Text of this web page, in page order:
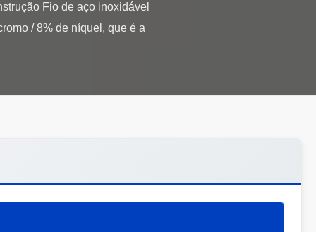
Fio de aço inoxidável
/ 8% de níquel, que é a